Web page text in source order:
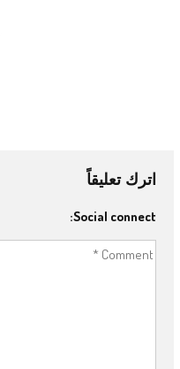
اترك تعليقاً
Social connect: